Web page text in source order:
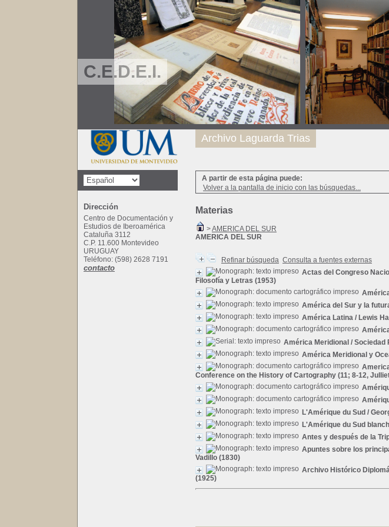
C.E.D.E.I.
A partir de esta página puede:
Volver a la pantalla de inicio con las búsquedas...
Materias
>AMERICA DEL SUR
AMERICA DEL SUR
Refinar búsqueda Consulta a fuentes externas
Actas del Congreso
Filosofía y Letras (1953)
América del Sur y la
América Latina / Lewis
América Meridional / Sociedad
América Meridional y
Conference on the History of Cartography (11; 8-12,
L'Amérique du Sud /
L'Amérique du Sud
Antes y después de la
Apuntes sobre los
Vadillo (1830)
Archivo Histórico
(1925)
Archivo Laguarda Trias
Dirección
Centro de Documentación y
Estudios de Iberoamérica
Cataluña 3112
C.P. 11.600 Montevideo
URUGUAY
Teléfono: (598) 2628 7191
contacto